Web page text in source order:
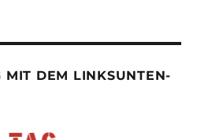
MIT DEM LINKSUNTEN-